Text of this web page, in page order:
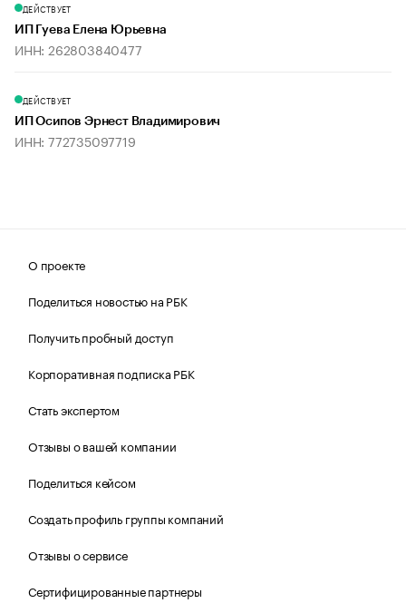
ДЕЙСТВУЕТ
ИП Гуева Елена Юрьевна
ИНН: 262803840477
ДЕЙСТВУЕТ
ИП Осипов Эрнест Владимирович
ИНН: 772735097719
О проекте
Поделиться новостью на РБК
Получить пробный доступ
Корпоративная подписка РБК
Стать экспертом
Отзывы о вашей компании
Поделиться кейсом
Создать профиль группы компаний
Отзывы о сервисе
Сертифицированные партнеры